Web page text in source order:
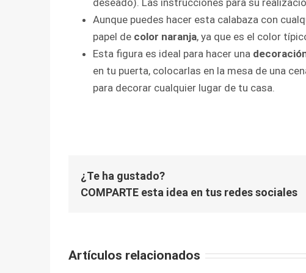
Aunque puedes hacer esta calabaza con
papel de color naranja, ya que es el color
Esta figura es ideal para hacer una
en tu puerta, colocarlas en la mesa de una
para decorar cualquier lugar de tu casa.
¿Te ha gustado?
COMPARTE esta idea en tus redes sociales
Artículos relacionados